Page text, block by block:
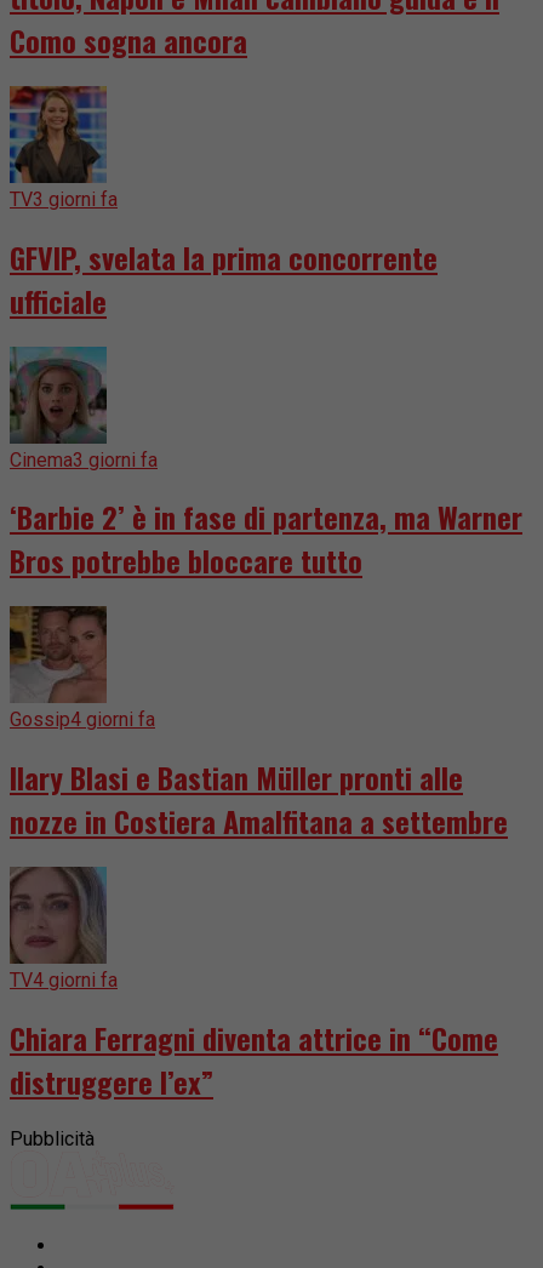
Como sogna ancora
TV3 giorni fa
GFVIP, svelata la prima concorrente
ufficiale
Cinema3 giorni fa
‘Barbie 2’ è in fase di partenza, ma Warner
Bros potrebbe bloccare tutto
Gossip4 giorni fa
Ilary Blasi e Bastian Müller pronti alle
nozze in Costiera Amalfitana a settembre
TV4 giorni fa
Chiara Ferragni diventa attrice in “Come
distruggere l’ex”
Pubblicità